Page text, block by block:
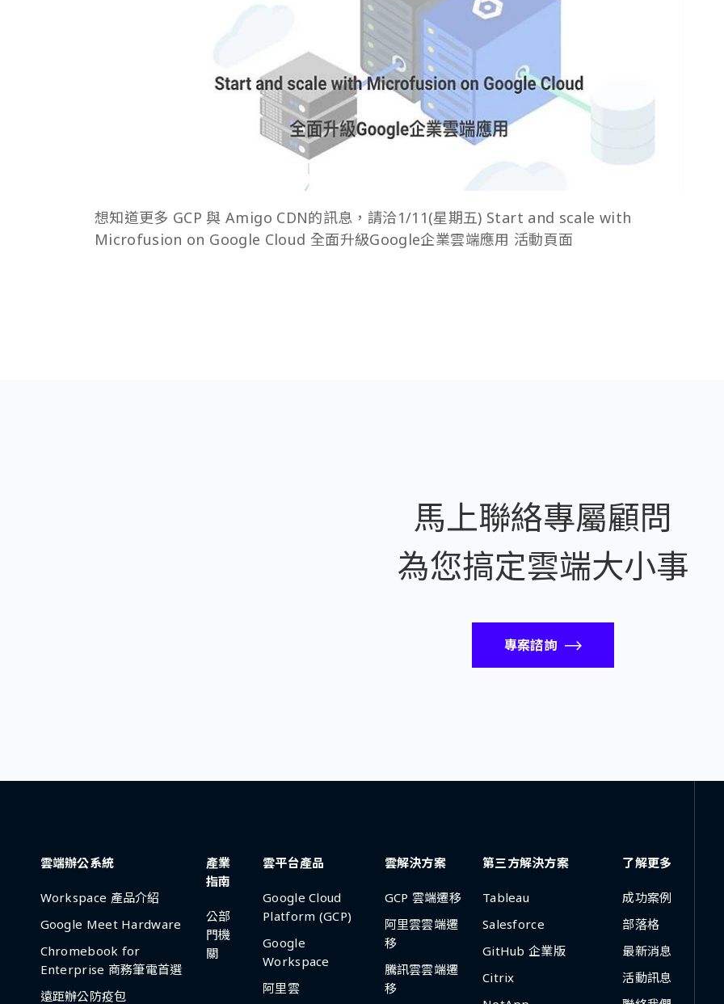
想知道更多 GCP 與 Amigo CDN的訊息，請洽1/11(星期五) Start and scale with
Microfusion on Google Cloud 全面升級Google企業雲端應用 活動頁面
馬上聯絡專屬顧問
為您搞定雲端大小事
專案諮詢
雲端辦公系統
Workspace 產品介紹
Google Meet Hardware
Chromebook for
Enterprise 商務筆電首選
遠距辦公防疫包
產業
指南
公部
門機
關
雲平台產品
Google Cloud
Platform (GCP)
Google
Workspace
阿里雲
雲解決方案
GCP 雲端遷移
阿里雲雲端遷
移
騰訊雲雲端遷
移
第三方解決方案
Tableau
Salesforce
GitHub 企業版
Citrix
了解更多
成功案例
部落格
最新消息
活動訊息